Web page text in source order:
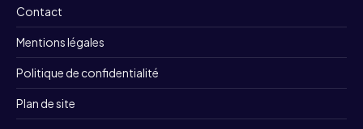
Contact
Mentions légales
Politique de confidentialité
Plan de site